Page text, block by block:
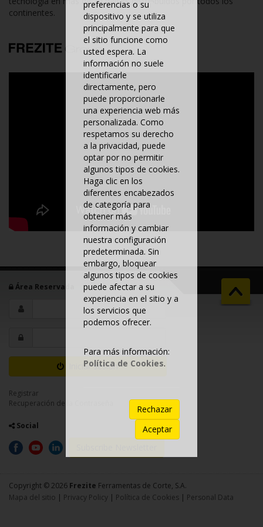
continentes.
Área Reservada
Iniciar sesión
Registrar
Recuperación de la Contraseña
Social
Copyright © 2026 Frezite Ferramentas de Corte, S.A.
Mapa del sitio | Privacy Policy | Política de Cookies | Personal Data
preferencias o su
dispositivo y se utiliza
principalmente para que
el sitio funcione como
usted espera. La
información no suele
identificarle
directamente, pero
puede proporcionarle
una experiencia web más
personalizada. Como
respetamos su derecho
a la privacidad, puede
optar por no permitir
algunos tipos de cookies.
Haga clic en los
diferentes encabezados
de categoría para
obtener más
información y cambiar
nuestra configuración
predeterminada. Sin
embargo, bloquear
algunos tipos de cookies
puede afectar a su
experiencia en el sitio y a
los servicios que
podemos ofrecer.
Para más información:
Política de Cookies.
Rechazar
Aceptar